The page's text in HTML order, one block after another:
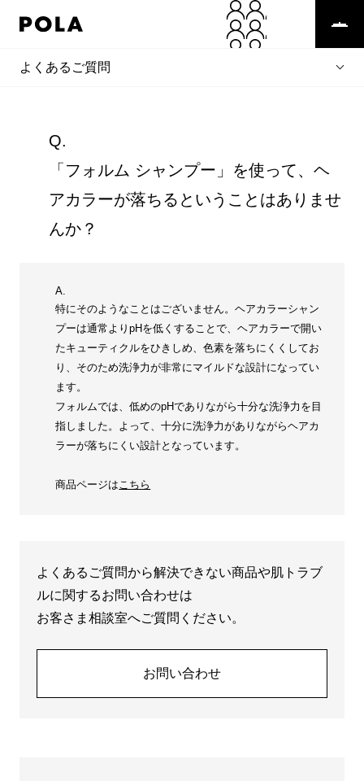
よくあるご質問
Q.
「フォルム シャンプー」を使って、ヘ
アカラーが落ちるということはありませ
んか？
A.
特にそのようなことはございません。ヘアカラーシャン
プーは通常よりpHを低くすることで、ヘアカラーで開い
たキューティクルをひきしめ、色素を落ちにくくしてお
り、そのため洗浄力が非常にマイルドな設計になってい
ます。
フォルムでは、低めのpHでありながら十分な洗浄力を目
指しました。よって、十分に洗浄力がありながらヘアカ
ラーが落ちにくい設計となっています。
商品ページはこちら
よくあるご質問から解決できない商品や肌トラブ
ルに関するお問い合わせは
お客さま相談室へご質問ください。
お問い合わせ